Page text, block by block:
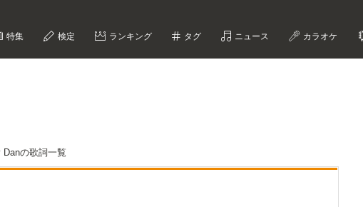
特集 検定 ランキング タグ ニュース カラオケ
Danの歌詞一覧